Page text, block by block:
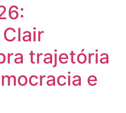
trajetória
e